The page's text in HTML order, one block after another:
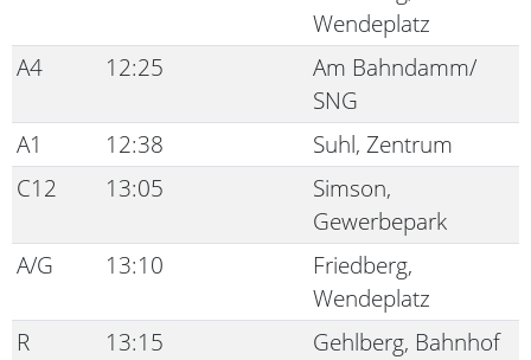
Wendeplatz
A4
12:25
Am Bahndamm/
SNG
A1
12:38
Suhl, Zentrum
C12
13:05
Simson,
Gewerbepark
A/G
13:10
Friedberg,
Wendeplatz
R
13:15
Gehlberg, Bahnhof